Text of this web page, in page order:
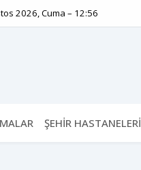
2026, Cuma – 12:56
ŞEHİR HASTANELERİ